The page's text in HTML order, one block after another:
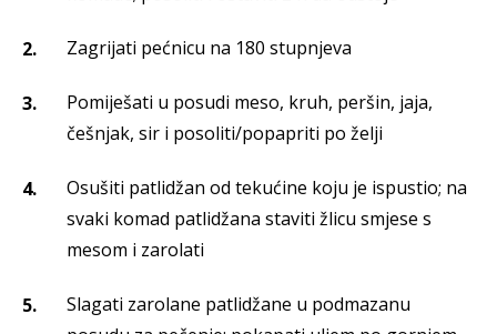
Zagrijati pećnicu na 180 stupnjeva
Pomiješati u posudi meso, kruh, peršin, jaja,
češnjak, sir i posoliti/popapriti po želji
Osušiti patlidžan od tekućine koju je ispustio; na
svaki komad patlidžana staviti žlicu smjese s
mesom i zarolati
Slagati zarolane patlidžane u podmazanu